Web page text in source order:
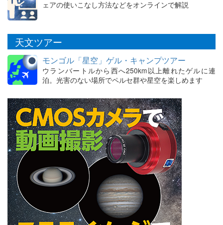
ェアの使いこなし方法などをオンラインで解説
天文ツアー
モンゴル「星空」ゲル・キャンプツアー
ウランバートルから西へ250km以上離れたゲルに連
泊。光害のない場所でペルセ群や星空を楽しめます